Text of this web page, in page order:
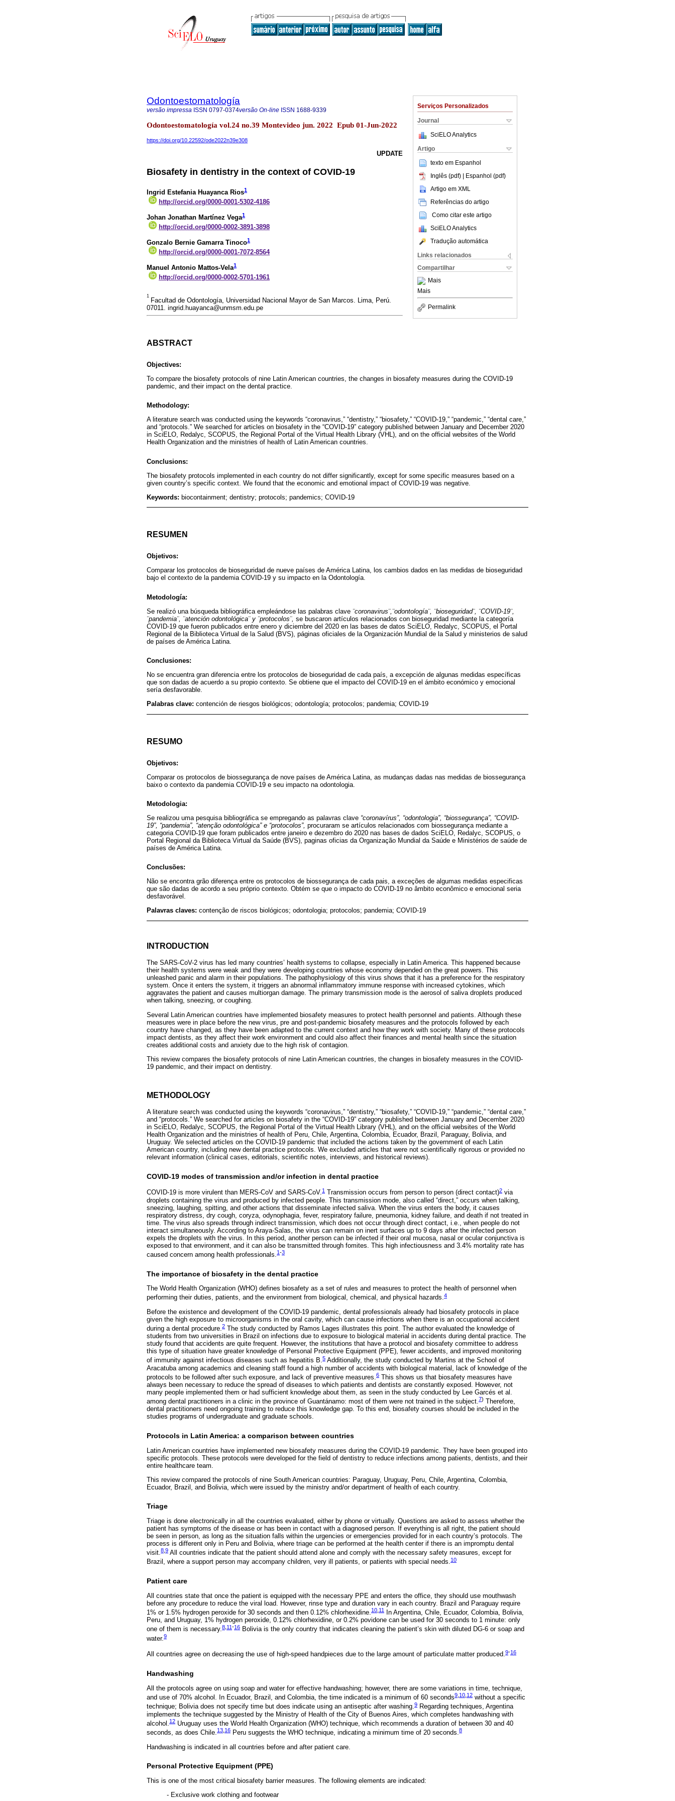
Serviços Personalizados
Journal
SciELO Analytics
Artigo
texto em Espanhol
Inglês (pdf) | Espanhol (pdf)
Artigo em XML
Referências do artigo
Como citar este artigo
SciELO Analytics
Tradução automática
Links relacionados
Compartilhar
Mais
Mais
Permalink
Odontoestomatología
versão impressa ISSN 0797-0374versão On-line ISSN 1688-9339
Odontoestomatología vol.24 no.39 Montevideo jun. 2022 Epub 01-Jun-2022
https://doi.org/10.22592/ode2022n39e308
UPDATE
Biosafety in dentistry in the context of COVID-19
Ingrid Estefania Huayanca Rios1
http://orcid.org/0000-0001-5302-4186
Johan Jonathan Martínez Vega1
http://orcid.org/0000-0002-3891-3898
Gonzalo Bernie Gamarra Tinoco1
http://orcid.org/0000-0001-7072-8564
Manuel Antonio Mattos-Vela1
http://orcid.org/0000-0002-5701-1961
1
Facultad de Odontología, Universidad Nacional Mayor de San Marcos. Lima, Perú.
07011. ingrid.huayanca@unmsm.edu.pe
ABSTRACT
Objectives:
To compare the biosafety protocols of nine Latin American countries, the changes in biosafety measures during the COVID-19
pandemic, and their impact on the dental practice.
Methodology:
A literature search was conducted using the keywords “coronavirus,” “dentistry,” “biosafety,” “COVID-19,” “pandemic,” “dental care,”
and “protocols.” We searched for articles on biosafety in the “COVID-19” category published between January and December 2020
in SciELO, Redalyc, SCOPUS, the Regional Portal of the Virtual Health Library (VHL), and on the official websites of the World
Health Organization and the ministries of health of Latin American countries.
Conclusions:
The biosafety protocols implemented in each country do not differ significantly, except for some specific measures based on a
given country’s specific context. We found that the economic and emotional impact of COVID-19 was negative.
Keywords: biocontainment; dentistry; protocols; pandemics; COVID-19
RESUMEN
Objetivos:
Comparar los protocolos de bioseguridad de nueve países de América Latina, los cambios dados en las medidas de bioseguridad
bajo el contexto de la pandemia COVID-19 y su impacto en la Odontología.
Metodología:
Se realizó una búsqueda bibliográfica empleándose las palabras clave ¨coronavirus¨,¨odontología¨, ¨bioseguridad¨, ¨COVID-19¨,
¨pandemia¨, ¨atención odontológica¨ y ¨protocolos¨, se buscaron artículos relacionados con bioseguridad mediante la categoría
COVID-19 que fueron publicados entre enero y diciembre del 2020 en las bases de datos SciELO, Redalyc, SCOPUS, el Portal
Regional de la Biblioteca Virtual de la Salud (BVS), páginas oficiales de la Organización Mundial de la Salud y ministerios de salud
de países de América Latina.
Conclusiones:
No se encuentra gran diferencia entre los protocolos de bioseguridad de cada país, a excepción de algunas medidas específicas
que son dadas de acuerdo a su propio contexto. Se obtiene que el impacto del COVID-19 en el ámbito económico y emocional
sería desfavorable.
Palabras clave: contención de riesgos biológicos; odontología; protocolos; pandemia; COVID-19
RESUMO
Objetivos:
Comparar os protocolos de biossegurança de nove países de América Latina, as mudanças dadas nas medidas de biossegurança
baixo o contexto da pandemia COVID-19 e seu impacto na odontologia.
Metodologia:
Se realizou uma pesquisa bibliográfica se empregando as palavras clave “coronavírus”, “odontologia”, “biossegurança”, “COVID-
19”, “pandemia”, “atenção odontológica” e “protocolos”, procuraram se artículos relacionados com biossegurança mediante a
categoria COVID-19 que foram publicados entre janeiro e dezembro do 2020 nas bases de dados SciELO, Redalyc, SCOPUS, o
Portal Regional da Biblioteca Virtual da Saúde (BVS), paginas oficias da Organização Mundial da Saúde e Ministérios de saúde de
países de América Latina.
Conclusões:
Não se encontra grão diferença entre os protocolos de biossegurança de cada pais, a exceções de algumas medidas especificas
que são dadas de acordo a seu próprio contexto. Obtém se que o impacto do COVID-19 no âmbito econômico e emocional seria
desfavorável.
Palavras claves: contenção de riscos biológicos; odontologia; protocolos; pandemia; COVID-19
INTRODUCTION
The SARS-CoV-2 virus has led many countries’ health systems to collapse, especially in Latin America. This happened because
their health systems were weak and they were developing countries whose economy depended on the great powers. This
unleashed panic and alarm in their populations. The pathophysiology of this virus shows that it has a preference for the respiratory
system. Once it enters the system, it triggers an abnormal inflammatory immune response with increased cytokines, which
aggravates the patient and causes multiorgan damage. The primary transmission mode is the aerosol of saliva droplets produced
when talking, sneezing, or coughing.
Several Latin American countries have implemented biosafety measures to protect health personnel and patients. Although these
measures were in place before the new virus, pre and post-pandemic biosafety measures and the protocols followed by each
country have changed, as they have been adapted to the current context and how they work with society. Many of these protocols
impact dentists, as they affect their work environment and could also affect their finances and mental health since the situation
creates additional costs and anxiety due to the high risk of contagion.
This review compares the biosafety protocols of nine Latin American countries, the changes in biosafety measures in the COVID-
19 pandemic, and their impact on dentistry.
METHODOLOGY
A literature search was conducted using the keywords “coronavirus,” “dentistry,” “biosafety,” “COVID-19,” “pandemic,” “dental care,”
and “protocols.” We searched for articles on biosafety in the “COVID-19” category published between January and December 2020
in SciELO, Redalyc, SCOPUS, the Regional Portal of the Virtual Health Library (VHL), and on the official websites of the World
Health Organization and the ministries of health of Peru, Chile, Argentina, Colombia, Ecuador, Brazil, Paraguay, Bolivia, and
Uruguay. We selected articles on the COVID-19 pandemic that included the actions taken by the government of each Latin
American country, including new dental practice protocols. We excluded articles that were not scientifically rigorous or provided no
relevant information (clinical cases, editorials, scientific notes, interviews, and historical reviews).
COVID-19 modes of transmission and/or infection in dental practice
COVID-19 is more virulent than MERS-CoV and SARS-CoV.1 Transmission occurs from person to person (direct contact)2 via
droplets containing the virus and produced by infected people. This transmission mode, also called “direct,” occurs when talking,
sneezing, laughing, spitting, and other actions that disseminate infected saliva. When the virus enters the body, it causes
respiratory distress, dry cough, coryza, odynophagia, fever, respiratory failure, pneumonia, kidney failure, and death if not treated in
time. The virus also spreads through indirect transmission, which does not occur through direct contact, i.e., when people do not
interact simultaneously. According to Araya-Salas, the virus can remain on inert surfaces up to 9 days after the infected person
expels the droplets with the virus. In this period, another person can be infected if their oral mucosa, nasal or ocular conjunctiva is
exposed to that environment, and it can also be transmitted through fomites. This high infectiousness and 3.4% mortality rate has
caused concern among health professionals.1-3
The importance of biosafety in the dental practice
The World Health Organization (WHO) defines biosafety as a set of rules and measures to protect the health of personnel when
performing their duties, patients, and the environment from biological, chemical, and physical hazards.4
Before the existence and development of the COVID-19 pandemic, dental professionals already had biosafety protocols in place
given the high exposure to microorganisms in the oral cavity, which can cause infections when there is an occupational accident
during a dental procedure.2 The study conducted by Ramos Lages illustrates this point. The author evaluated the knowledge of
students from two universities in Brazil on infections due to exposure to biological material in accidents during dental practice. The
study found that accidents are quite frequent. However, the institutions that have a protocol and biosafety committee to address
this type of situation have greater knowledge of Personal Protective Equipment (PPE), fewer accidents, and improved monitoring
of immunity against infectious diseases such as hepatitis B.5 Additionally, the study conducted by Martins at the School of
Aracatuba among academics and cleaning staff found a high number of accidents with biological material, lack of knowledge of the
protocols to be followed after such exposure, and lack of preventive measures. 6 This shows us that biosafety measures have
always been necessary to reduce the spread of diseases to which patients and dentists are constantly exposed. However, not
many people implemented them or had sufficient knowledge about them, as seen in the study conducted by Lee Garcés et al.
among dental practitioners in a clinic in the province of Guantánamo: most of them were not trained in the subject.7) Therefore,
dental practitioners need ongoing training to reduce this knowledge gap. To this end, biosafety courses should be included in the
studies programs of undergraduate and graduate schools.
Protocols in Latin America: a comparison between countries
Latin American countries have implemented new biosafety measures during the COVID-19 pandemic. They have been grouped into
specific protocols. These protocols were developed for the field of dentistry to reduce infections among patients, dentists, and their
entire healthcare team.
This review compared the protocols of nine South American countries: Paraguay, Uruguay, Peru, Chile, Argentina, Colombia,
Ecuador, Brazil, and Bolivia, which were issued by the ministry and/or department of health of each country.
Triage
Triage is done electronically in all the countries evaluated, either by phone or virtually. Questions are asked to assess whether the
patient has symptoms of the disease or has been in contact with a diagnosed person. If everything is all right, the patient should
be seen in person, as long as the situation falls within the urgencies or emergencies provided for in each country’s protocols. The
process is different only in Peru and Bolivia, where triage can be performed at the health center if there is an impromptu dental
visit.8 9 All countries indicate that the patient should attend alone and comply with the necessary safety measures, except for
Brazil, where a support person may accompany children, very ill patients, or patients with special needs.10
Patient care
All countries state that once the patient is equipped with the necessary PPE and enters the office, they should use mouthwash
before any procedure to reduce the viral load. However, rinse type and duration vary in each country. Brazil and Paraguay require
1% or 1.5% hydrogen peroxide for 30 seconds and then 0.12% chlorhexidine.10 11
In Argentina, Chile, Ecuador, Colombia, Bolivia,
Peru, and Uruguay, 1% hydrogen peroxide, 0.12% chlorhexidine, or 0.2% povidone can be used for 30 seconds to 1 minute: only
one of them is necessary.8 11-16 Bolivia is the only country that indicates cleaning the patient’s skin with diluted DG-6 or soap and
water.9
All countries agree on decreasing the use of high-speed handpieces due to the large amount of particulate matter produced.9-16
Handwashing
All the protocols agree on using soap and water for effective handwashing; however, there are some variations in time, technique,
and use of 70% alcohol. In Ecuador, Brazil, and Colombia, the time indicated is a minimum of 60 seconds9 10 12 without a specific
technique; Bolivia does not specify time but does indicate using an antiseptic after washing.9 Regarding techniques, Argentina
implements the technique suggested by the Ministry of Health of the City of Buenos Aires, which completes handwashing with
alcohol.
12 Uruguay uses the World Health Organization (WHO) technique, which recommends a duration of between 30 and 40
seconds, as does Chile.13 16 Peru suggests the WHO technique, indicating a minimum time of 20 seconds.8
Handwashing is indicated in all countries before and after patient care.
Personal Protective Equipment (PPE)
This is one of the most critical biosafety barrier measures. The following elements are indicated:
- Exclusive work clothing and footwear